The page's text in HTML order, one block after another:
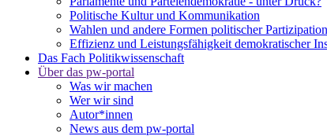
Politische Kultur und Kommunikation
Wahlen und andere Formen politischer Partizipation
Effizienz und Leistungsfähigkeit demokratischer
Das Fach Politikwissenschaft
Über das pw-portal
Was wir machen
Wer wir sind
Autor*innen
News aus dem pw-portal